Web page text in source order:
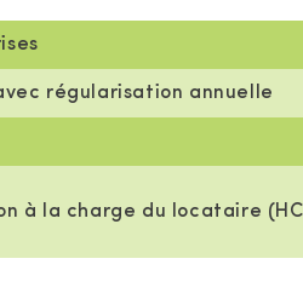
régularisation annuelle
à la charge du locataire